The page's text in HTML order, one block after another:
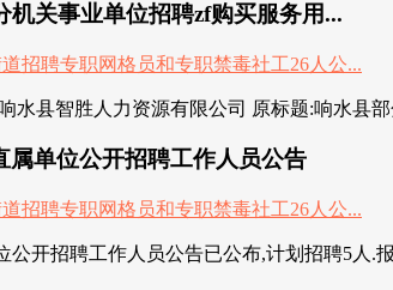
机关事业单位招聘zf购买服务用...
水县智胜人力资源有限公司 原标题:响水县
属单位公开招聘工作人员公告
开招聘工作人员公告已公布,计划招聘5人.